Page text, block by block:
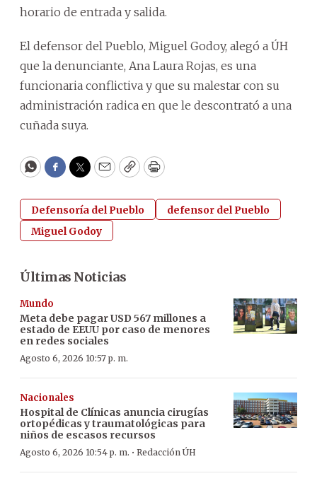
horario de entrada y salida.
El defensor del Pueblo, Miguel Godoy, alegó a ÚH
que la denunciante, Ana Laura Rojas, es una
funcionaria conflictiva y que su malestar con su
administración radica en que le descontrató a una
cuñada suya.
WhatsApp
Facebook
Twitter
EmailCopyPrint
Defensoría del Pueblo
defensor del Pueblo
Miguel Godoy
Últimas Noticias
Mundo
Meta debe pagar USD 567 millones a
estado de EEUU por caso de menores
en redes sociales
Agosto 6, 2026 10:57 p. m.
Nacionales
Hospital de Clínicas anuncia cirugías
ortopédicas y traumatológicas para
niños de escasos recursos
Agosto 6, 2026 10:54 p. m. · Redacción ÚH